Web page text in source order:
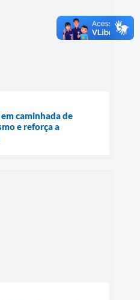
caminhada de
e reforça a